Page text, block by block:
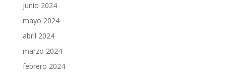
junio 2024
mayo 2024
abril 2024
marzo 2024
febrero 2024